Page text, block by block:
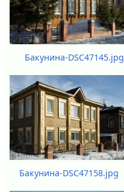
Бакунина-DSC47145.jpg
Бакунина-DSC47158.jpg